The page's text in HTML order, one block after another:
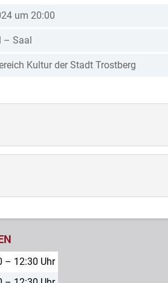
um 20:00
– Saal
Kultur der Stadt Trostberg
– 12:30 Uhr